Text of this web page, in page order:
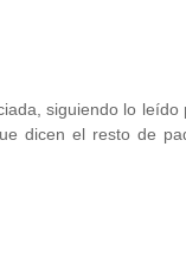
siguiendo lo
dicen el resto de